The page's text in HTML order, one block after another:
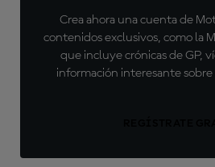
Crea ahora una cuenta de
contenidos exclusivos, como la
que incluye crónicas de GP,
información interesante